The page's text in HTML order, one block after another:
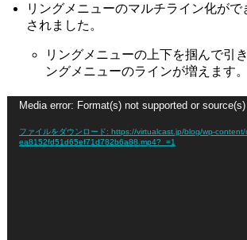
リングメニューのマルチライン化がで
されました。
リングメニューの上下を掴んで引
ングメニューのラインが増えます。
Media error: Format(s) not supported or
ファイルをダウンロード: https://virtualcast.jp/blog/wp-
ea8152fd51d65ef71d782b6a88.mp4?_=1